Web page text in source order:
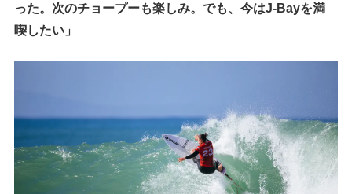
った。次のチョープーも楽しみ。でも、今はJ-Bayを満
喫したい」